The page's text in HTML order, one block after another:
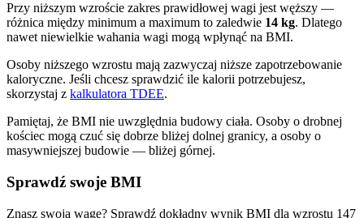
Przy niższym wzroście zakres prawidłowej wagi jest węższy —
różnica między minimum a maximum to zaledwie 14 kg. Dlatego
nawet niewielkie wahania wagi mogą wpłynąć na BMI.
Osoby niższego wzrostu mają zazwyczaj niższe zapotrzebowanie
kaloryczne. Jeśli chcesz sprawdzić ile kalorii potrzebujesz,
skorzystaj z kalkulatora TDEE.
Pamiętaj, że BMI nie uwzględnia budowy ciała. Osoby o drobnej
kościec mogą czuć się dobrze bliżej dolnej granicy, a osoby o
masywniejszej budowie — bliżej górnej.
Sprawdź swoje BMI
Znasz swoją wagę? Sprawdź dokładny wynik BMI dla wzrostu 147